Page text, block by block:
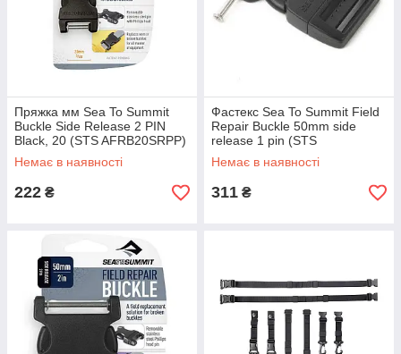
Пряжка мм Sea To Summit
Buckle Side Release 2 PIN
Black, 20 (STS AFRB20SRPP)
Немає в наявності
222 ₴
Фастекс Sea To Summit Field
Repair Buckle 50mm side
release 1 pin (STS
AFRB50SRPA)
Немає в наявності
311 ₴